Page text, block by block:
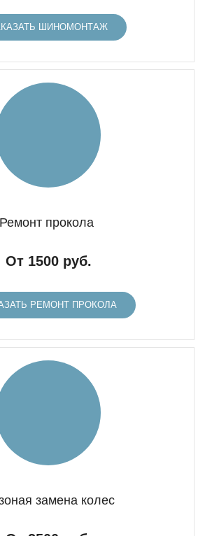
ШИНОМОНТАЖ
Ремонт прокола
От 1500 руб.
РЕМОНТ ПРОКОЛА
замена колес